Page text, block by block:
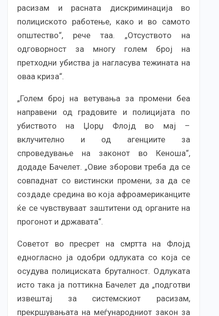
расизам и расната дискриминација во
полициското работење, како и во самото
општество“, рече таа. „Отсуството на
одговорност за многу голем број на
претходни убиства ја нагласува тежината на
оваа криза“.
„Голем број на ветувања за промени беа
направени од градовите и полицијата по
убиството на Џорџ Флојд во мај –
вклучително и од агенциите за
спроведување на законот во Кеноша“,
додаде Бачелет. „Овие зборови треба да се
совпаднат со вистински промени, за да се
создаде средина во која афроамериканците
ќе се чувствуваат заштитени од органите на
прогонот и државата“.
Советот во пресрет на смртта на Флојд
едногласно ја одобри одлуката со која се
осудува полициската бруталност. Одлуката
исто така ја поттикна Бачелет да „подготви
извештај за системскиот расизам,
прекршувањата на меѓународниот закон за